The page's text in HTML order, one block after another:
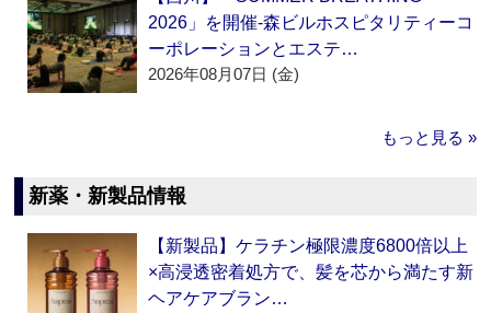
2026」を開催‐森ビルホスピタリティーコ
ーポレーションとエステ…
2026年08月07日 (金)
もっと見る »
新薬・新製品情報
【新製品】ケラチン極限濃度6800倍以上
×高浸透密着処方で、髪を芯から満たす新
ヘアケアブラン…